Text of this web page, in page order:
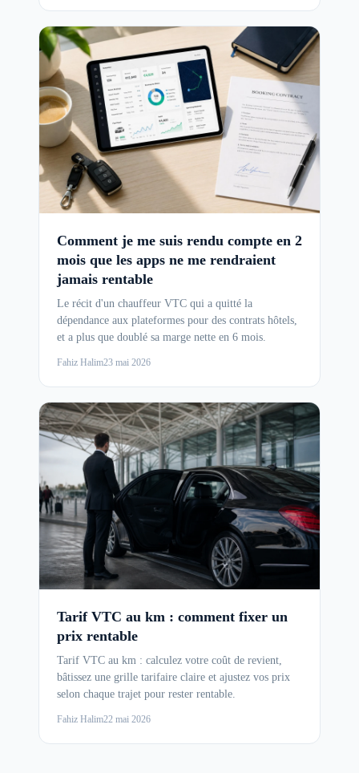
Comment je me suis rendu compte en 2
mois que les apps ne me rendraient
jamais rentable
Le récit d'un chauffeur VTC qui a quitté la
dépendance aux plateformes pour des contrats hôtels,
et a plus que doublé sa marge nette en 6 mois.
Fahiz Halim23 mai 2026
Tarif VTC au km : comment fixer un
prix rentable
Tarif VTC au km : calculez votre coût de revient,
bâtissez une grille tarifaire claire et ajustez vos prix
selon chaque trajet pour rester rentable.
Fahiz Halim22 mai 2026